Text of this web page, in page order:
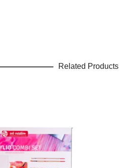
Related Products